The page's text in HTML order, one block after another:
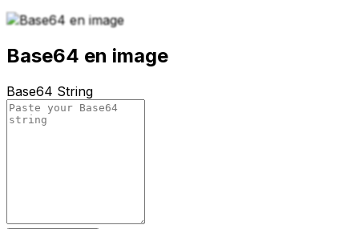
Base64 en image
Base64 String